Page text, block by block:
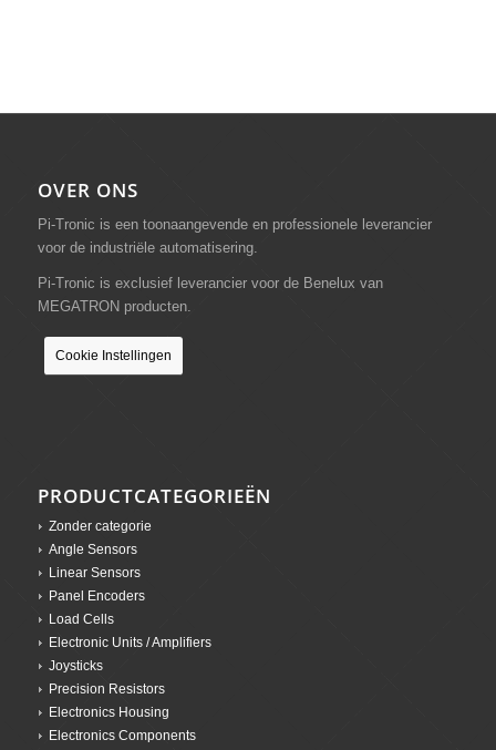
OVER ONS
Pi-Tronic is een toonaangevende en professionele leverancier
voor de industriële automatisering.
Pi-Tronic is exclusief leverancier voor de Benelux van
MEGATRON producten.
Cookie Instellingen
PRODUCTCATEGORIEËN
Zonder categorie
Angle Sensors
Linear Sensors
Panel Encoders
Load Cells
Electronic Units / Amplifiers
Joysticks
Precision Resistors
Electronics Housing
Electronics Components